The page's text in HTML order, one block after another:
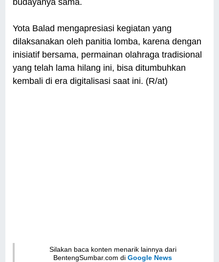
Yota Balad mengapresiasi kegiatan yang
dilaksanakan oleh panitia lomba, karena dengan
inisiatif bersama, permainan olahraga tradisional
yang telah lama hilang ini, bisa ditumbuhkan
kembali di era digitalisasi saat ini. (R/at)
Silakan baca konten menarik lainnya dari
BentengSumbar.com diGoogle News